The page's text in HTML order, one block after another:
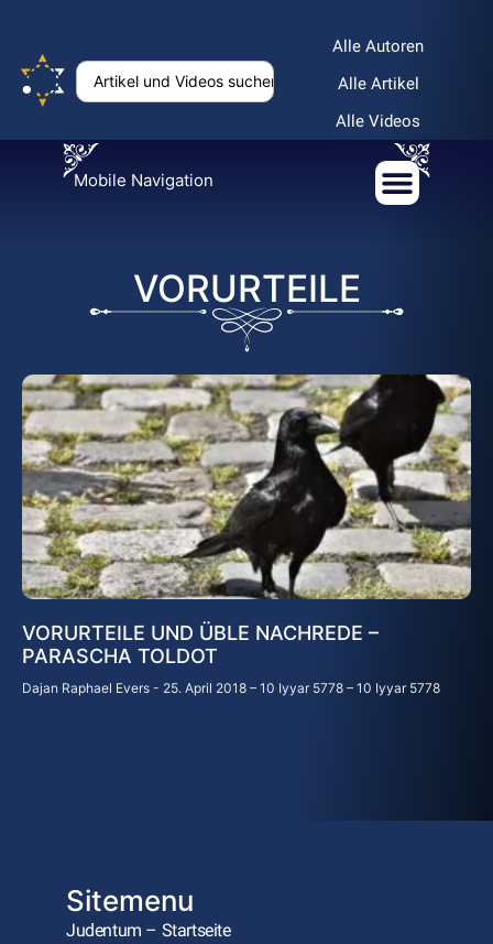
Alle Autoren
Alle Artikel
Alle Videos
Mobile Navigation
VORURTEILE
VORURTEILE UND ÜBLE NACHREDE –
PARASCHA TOLDOT
Dajan Raphael Evers 25. April 2018 – 10 Iyyar 5778 – 10 Iyyar 5778
Sitemenu
Judentum – Startseite